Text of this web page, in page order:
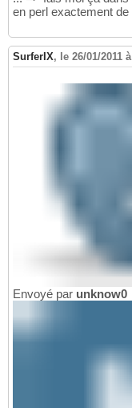
en perl exactement
SurferIX, le 26/01/2011
Envoyé par unknow0